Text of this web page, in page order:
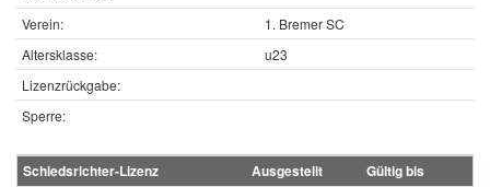
Verein:
1. Bremer SC
Altersklasse:
u23
Lizenzrückgabe:
Sperre:
Schiedsrichter-Lizenz Ausgestellt Gültig bis